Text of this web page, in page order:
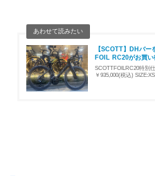
【SCOTT】DHバー
FOIL RC20がお買
SCOTTFOILRC20特別
￥935,000(税込)